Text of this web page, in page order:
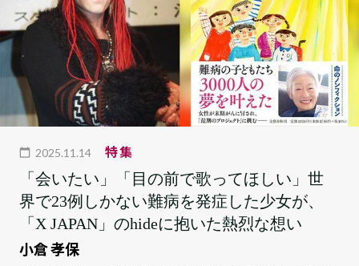
2025.11.14 特集
「会いたい」「目の前で歌ってほしい」世
界で23例しかない難病を発症した少女が、
「X JAPAN」のhideに抱いた熱烈な想い
小倉 孝保